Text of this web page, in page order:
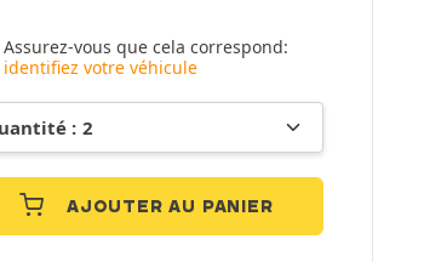
Assurez-vous que cela correspond:
identifiez votre véhicule
AJOUTER AU PANIER